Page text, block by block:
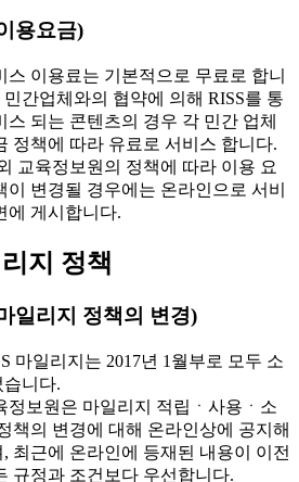
용요금)
이용료는 기본적으로 무료로 합니
민간업체와의 협약에 의해 RISS를 통
스 되는 콘텐츠의 경우 각 민간 업체
정책에 따라 유료로 서비스 합니다.
교육정보원의 정책에 따라 이용 요
이 변경될 경우에는 온라인으로 서비
에 게시합니다.
지 정책
일리지 정책의 변경)
마일리지는 2017년 1월부로 모두 소
습니다.
보원은 마일리지 적립ㆍ사용ㆍ소
책의 변경에 대해 온라인상에 공지해
, 최근에 온라인에 등재된 내용이 이전
규정과 조건보다 우선합니다.